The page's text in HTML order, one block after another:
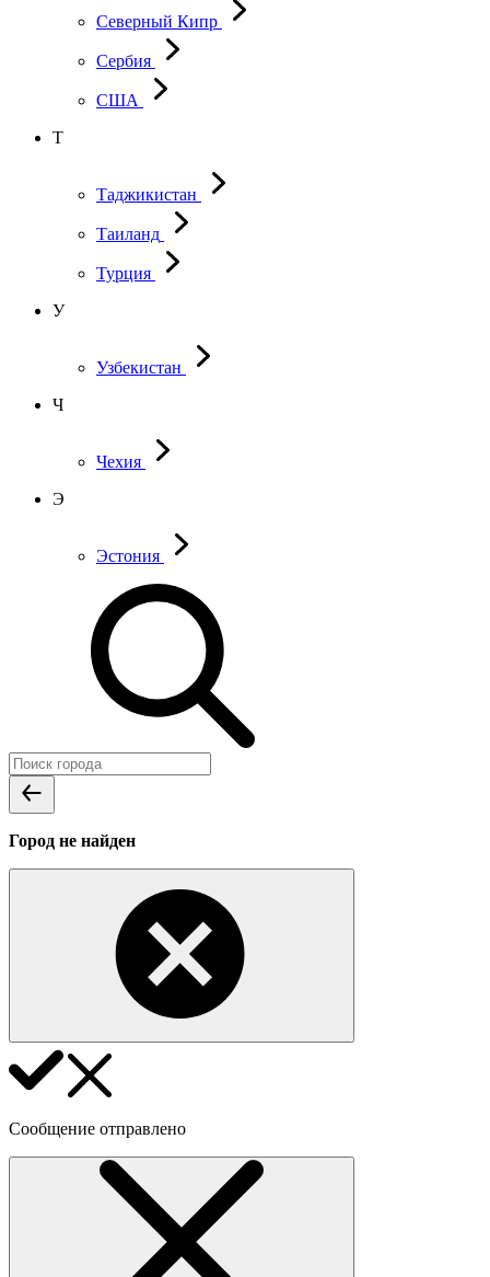
Северный Кипр
Сербия
США
Т
Таджикистан
Таиланд
Турция
У
Узбекистан
Ч
Чехия
Э
Эстония
Город не найден
Сообщение отправлено